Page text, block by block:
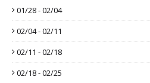
01/28 - 02/04
02/04 - 02/11
02/11 - 02/18
02/18 - 02/25